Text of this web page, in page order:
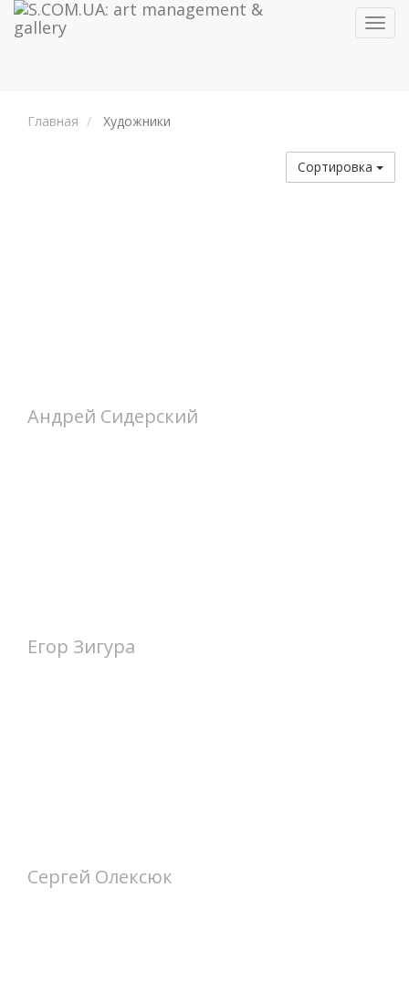
Главная Художники
Сортировка
Андрей Сидерский
Егор Зигура
Сергей Олексюк